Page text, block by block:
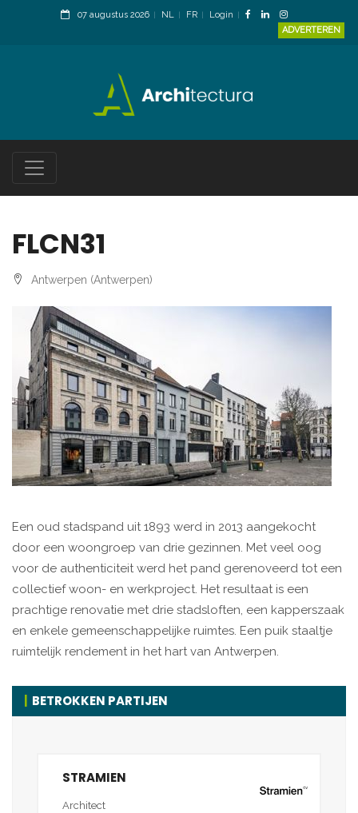
07 augustus 2026 NL FR
Login
ADVERTEREN
FLCN31
Antwerpen (Antwerpen)
Een oud stadspand uit 1893 werd in 2013 aangekocht
door een woongroep van drie gezinnen. Met veel oog
voor de authenticiteit werd het pand gerenoveerd tot een
collectief woon- en werkproject. Het resultaat is een
prachtige renovatie met drie stadsloften, een kapperszaak
en enkele gemeenschappelijke ruimtes. Een puik staaltje
ruimtelijk rendement in het hart van Antwerpen.
BETROKKEN PARTIJEN
STRAMIEN
Architect